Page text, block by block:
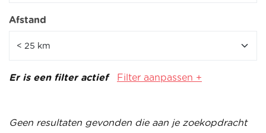
Afstand
Er is een filter actief Filter aanpassen +
Geen resultaten gevonden die aan je zoekopdracht